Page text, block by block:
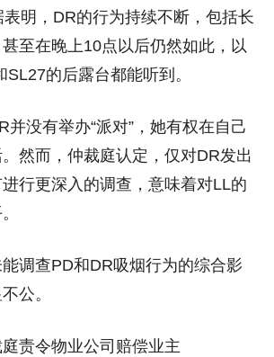
明，DR的行为持续不断，包括长
至在晚上10点以后仍然如此，以
的后露台都能听到。
并没有举办“派对”，她有权在自己
然而，仲裁庭认定，仅对DR发出
行更深入的调查，意味着对LL的
调查PD和DR吸烟行为的综合影
公。
责令物业公司赔偿业主